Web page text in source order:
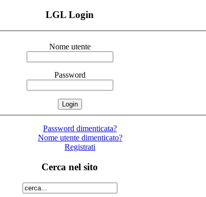
LGL Login
Nome utente
Password
Password dimenticata?
Nome utente dimenticato?
Registrati
Cerca nel sito